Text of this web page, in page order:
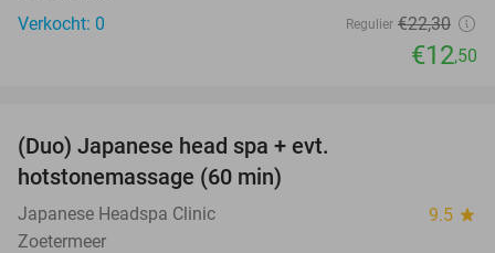
Verkocht: 0
Regulier €22,30
€12,50
(Duo) Japanese head spa + evt.
hotstonemassage (60 min)
Japanese Headspa Clinic 9.5 star
Zoetermeer